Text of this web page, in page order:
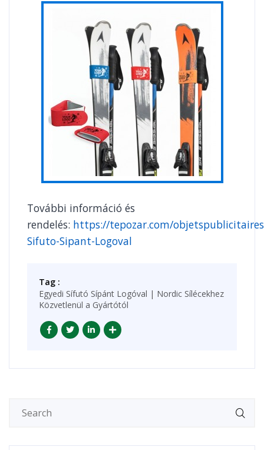
További információ és
rendelés: https://tepozar.com/
Sifuto-Sipant-Logoval
Tag :
Egyedi Sífutó Sípánt Logóval | Nordic Sílécekhez
Közvetlenül a Gyártótól